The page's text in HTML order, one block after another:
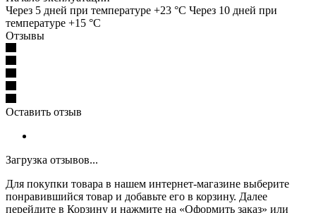
Через 5 дней при температуре +23 °C Через 10 дней при
температуре +15 °C
Отзывы
Оставить отзыв
Загрузка отзывов...
Для покупки товара в нашем интернет-магазине выберите
понравившийся товар и добавьте его в корзину. Далее
перейдите в Корзину и нажмите на «Оформить заказ» или